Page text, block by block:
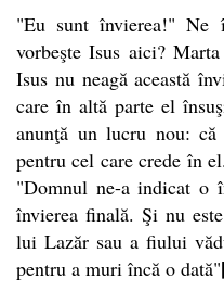
"Eu sunt învierea!" Ne
vorbeşte Isus aici?
Isus nu neagă această
care în altă parte el
anunţă un lucru nou:
pentru cel care crede în
"Domnul ne-a indicat o
învierea finală. Şi nu
lui Lazăr sau a fiului
pentru a muri încă o dată"